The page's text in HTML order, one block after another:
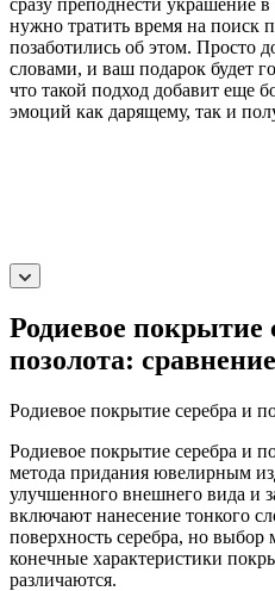
нужно тратить время на поиск
позаботились об этом. Просто
словами, и ваш подарок будет
что такой подход добавит еще
эмоций как дарящему, так и
Родиевое покрытие
позолота:
Родиевое покрытие серебра и
Родиевое покрытие серебра и
метода придания ювелирным
улучшенного внешнего вида и
включают нанесение тонкого
поверхность серебра, но выбор
конечные характеристики
различаются.